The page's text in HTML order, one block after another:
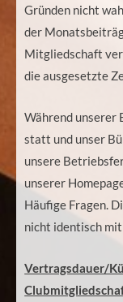
Gründen nicht
der
Mitgliedschaft
die ausgesetzte
Während unserer
statt und unser
unsere
unserer
Häufige Fragen.
nicht identisch
Vertragsdauer/